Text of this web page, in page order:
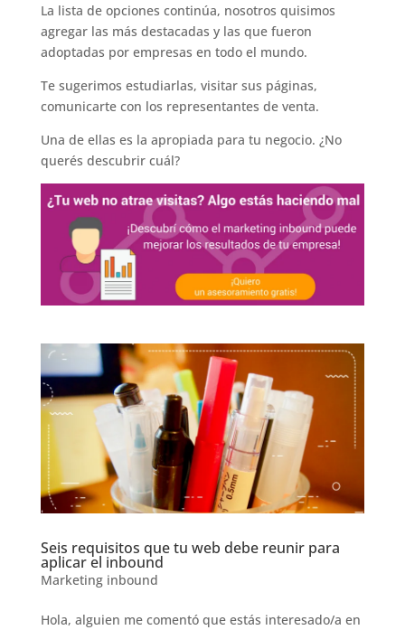
La lista de opciones continúa, nosotros quisimos
agregar las más destacadas y las que fueron
adoptadas por empresas en todo el mundo.
Te sugerimos estudiarlas, visitar sus páginas,
comunicarte con los representantes de venta.
Una de ellas es la apropiada para tu negocio. ¿No
querés descubrir cuál?
Seis requisitos que tu web debe reunir para
aplicar el inbound
Marketing inbound
Hola, alguien me comentó que estás interesado/a en